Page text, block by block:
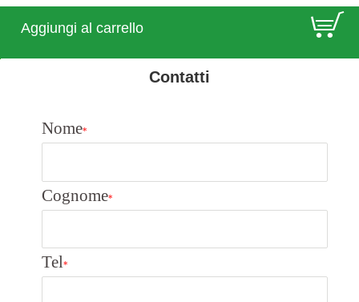
Aggiungi al carrello E
Contatti
Nome*
Cognome*
Tel*